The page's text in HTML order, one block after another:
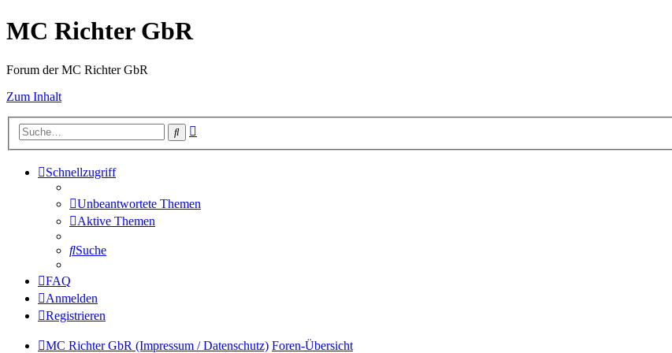
MC Richter GbR
Forum der MC Richter GbR
Zum Inhalt
Suche
Schnellzugriff
Unbeantwortete Themen
Aktive Themen
Suche
FAQ
Anmelden
Registrieren
MC Richter GbR (Impressum / Datenschutz) Foren-Übersicht